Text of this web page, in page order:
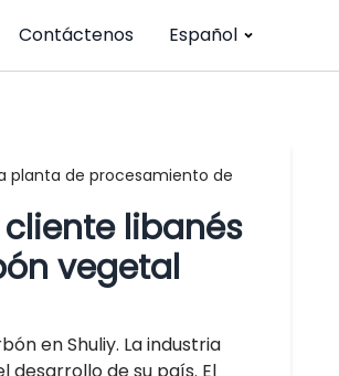
Contáctenos Español
planta de procesamiento de
libanés
vegetal
en Shuliy. La industria